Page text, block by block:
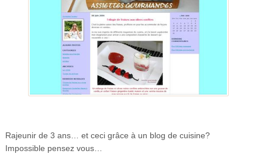
Rajeunir de 3 ans… et ceci grâce à un blog de cuisine?
Impossible pensez vous…